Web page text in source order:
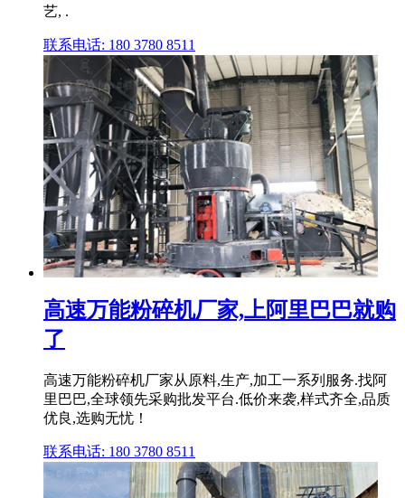
艺, .
联系电话: 180 3780 8511
高速万能粉碎机厂家,上阿里巴巴就购
了
高速万能粉碎机厂家从原料,生产,加工一系列服务.找阿
里巴巴,全球领先采购批发平台.低价来袭,样式齐全,品质
优良,选购无忧！
联系电话: 180 3780 8511